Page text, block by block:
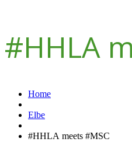
#HHLA
Home
Elbe
#HHLA meets #MSC